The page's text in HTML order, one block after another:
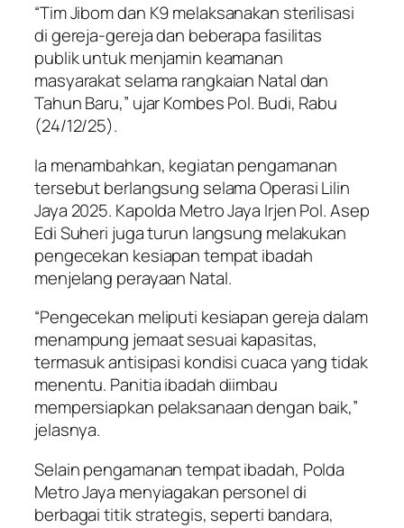
“Tim Jibom dan K9 melaksanakan sterilisasi
di gereja-gereja dan beberapa fasilitas
publik untuk menjamin keamanan
masyarakat selama rangkaian Natal dan
Tahun Baru,” ujar Kombes Pol. Budi, Rabu
(24/12/25).
Ia menambahkan, kegiatan pengamanan
tersebut berlangsung selama Operasi Lilin
Jaya 2025. Kapolda Metro Jaya Irjen Pol. Asep
Edi Suheri juga turun langsung melakukan
pengecekan kesiapan tempat ibadah
menjelang perayaan Natal.
“Pengecekan meliputi kesiapan gereja dalam
menampung jemaat sesuai kapasitas,
termasuk antisipasi kondisi cuaca yang tidak
menentu. Panitia ibadah diimbau
mempersiapkan pelaksanaan dengan baik,”
jelasnya.
Selain pengamanan tempat ibadah, Polda
Metro Jaya menyiagakan personel di
berbagai titik strategis, seperti bandara,